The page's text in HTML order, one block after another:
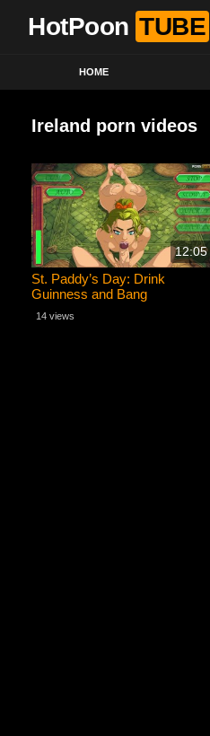
HotPoon TUBE
HOME
Ireland porn videos
12:05
St. Paddy’s Day: Drink
Guinness and Bang
Leprechaun Sluts!
14 views